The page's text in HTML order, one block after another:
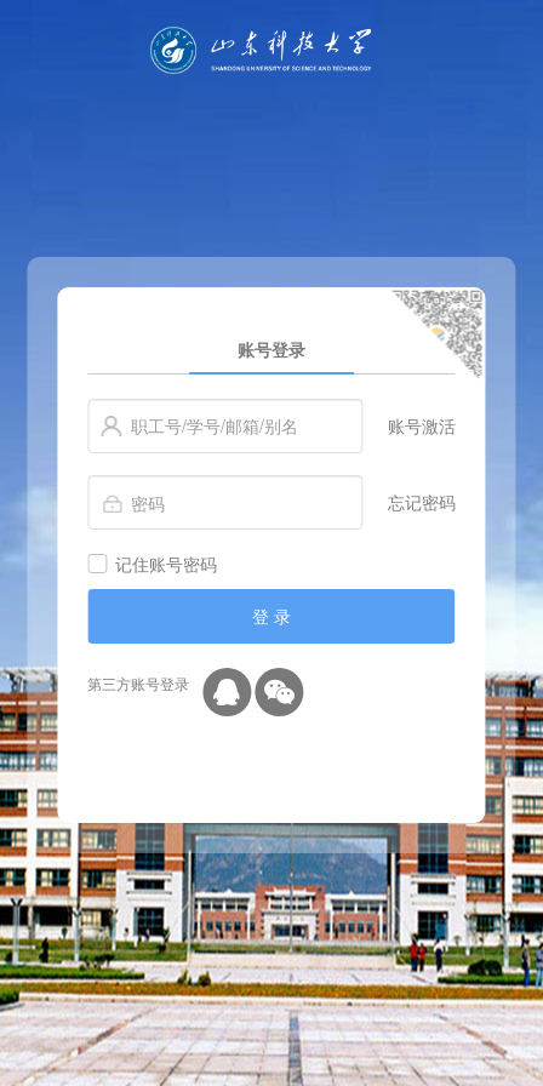
账号登录
账号激活
忘记密码
记住账号密码
登 录
第三方账号登录